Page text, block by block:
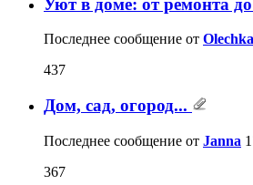
Последнее сообщение от Olechka
437
Дом, сад, огород...
Последнее сообщение от Janna
367